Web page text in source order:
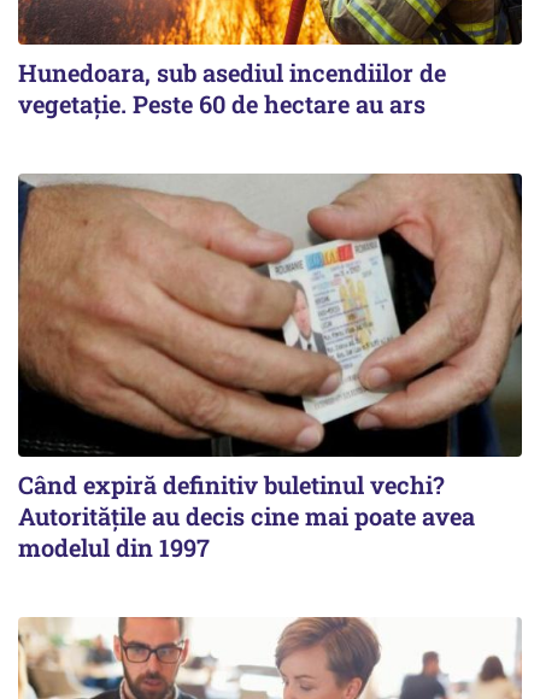
Hunedoara, sub asediul incendiilor de
vegetație. Peste 60 de hectare au ars
Când expiră definitiv buletinul vechi?
Autoritățile au decis cine mai poate avea
modelul din 1997